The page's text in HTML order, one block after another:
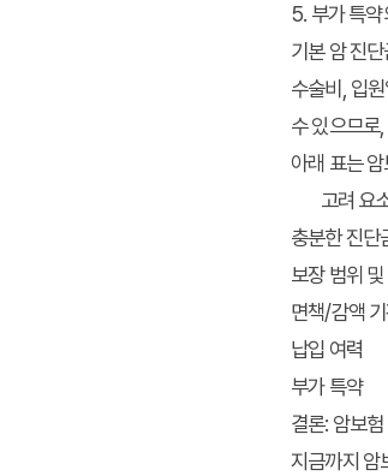
5. 부가 특
기본 암 진
수술비, 입
수 있으므로
아래 표는
고려 요
충분한 진단
보장 범위
면책/감액
납입 여력
부가 특약
결론: 암보
지금까지 암